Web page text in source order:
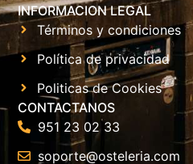
INFORMACION LEGAL
Términos y condiciones
Política de privacidad
Politicas de Cookies
CONTACTANOS
951 23 02 33
soporte@osteleria.com